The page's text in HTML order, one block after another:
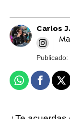
Carlos
Publicado:
Whatsapp X